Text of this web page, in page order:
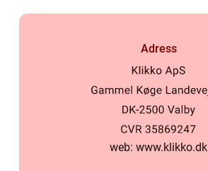
Adress
web: www.klikko.dk